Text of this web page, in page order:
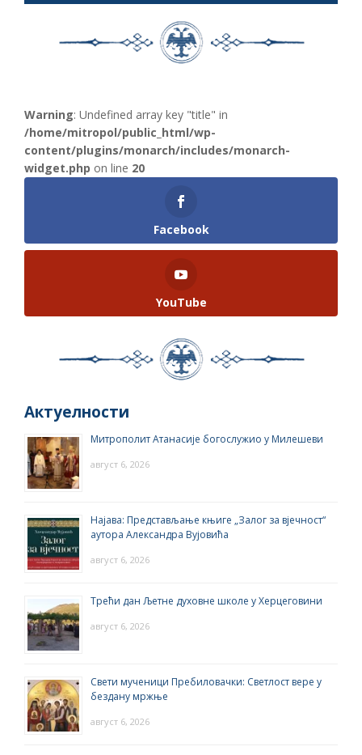
Warning: Undefined array key "title" in
/home/mitropol/public_html/wp-
content/plugins/monarch/includes/monarch-
widget.php on line 20
Facebook
YouTube
Актуелности
Митрополит Атанасије богослужио у Милешеви
август 6, 2026
Најава: Представљање књиге „Залог за вјечност“
аутора Александра Вујовића
август 6, 2026
Трећи дан Љетне духовне школе у Херцеговини
август 6, 2026
Свети мученици Пребиловачки: Светлост вере у
бездану мржње
август 6, 2026